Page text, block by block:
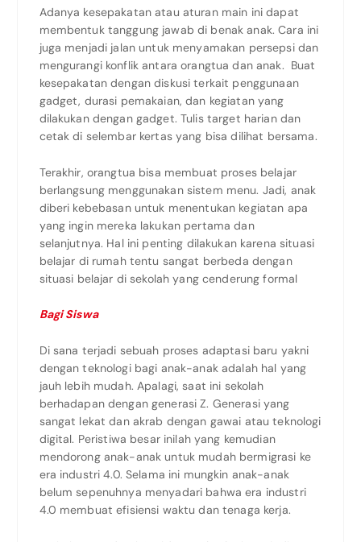
Adanya kesepakatan atau aturan main ini dapat
membentuk tanggung jawab di benak anak. Cara ini
juga menjadi jalan untuk menyamakan persepsi dan
mengurangi konflik antara orangtua dan anak. Buat
kesepakatan dengan diskusi terkait penggunaan
gadget, durasi pemakaian, dan kegiatan yang
dilakukan dengan gadget. Tulis target harian dan
cetak di selembar kertas yang bisa dilihat bersama.
Terakhir, orangtua bisa membuat proses belajar
berlangsung menggunakan sistem menu. Jadi, anak
diberi kebebasan untuk menentukan kegiatan apa
yang ingin mereka lakukan pertama dan
selanjutnya. Hal ini penting dilakukan karena situasi
belajar di rumah tentu sangat berbeda dengan
situasi belajar di sekolah yang cenderung formal
Bagi Siswa
Di sana terjadi sebuah proses adaptasi baru yakni
dengan teknologi bagi anak-anak adalah hal yang
jauh lebih mudah. Apalagi, saat ini sekolah
berhadapan dengan generasi Z. Generasi yang
sangat lekat dan akrab dengan gawai atau teknologi
digital. Peristiwa besar inilah yang kemudian
mendorong anak-anak untuk mudah bermigrasi ke
era industri 4.0. Selama ini mungkin anak-anak
belum sepenuhnya menyadari bahwa era industri
4.0 membuat efisiensi waktu dan tenaga kerja.